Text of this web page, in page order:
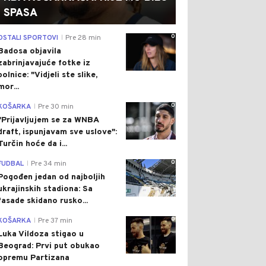
SPASA
0
SPORTOVI Pre 28 min
objavila
fotke iz
"Vidjeli ste slike,
0
Pre 30 min
se za WNBA
ispunjavam sve uslove":
hoće da i...
0
Pre 34 min
jedan od najboljih
stadiona: Sa
skidano rusko...
0
Pre 37 min
Vildoza stigao u
Prvi put obukao
Partizana